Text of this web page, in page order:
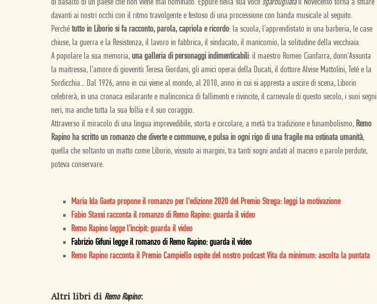
di basalto di un paese che non viene mai nominato. Eppure nella sua voce sgarbugliatail Novecento torna a sfilare
davanti ai nostri occhi con il ritmo travolgente e festoso di una processione con banda musicale al seguito.
Perché tutto in Liborio si fa racconto, parola, capriola e ricordo: la scuola, l'apprendistato in una barberia, le case
chiuse, la guerra e la Resistenza, il lavoro in fabbrica, il sindacato, il manicomio, la solitudine della vecchiaia.
A popolare la sua memoria, una galleria di personaggi indimenticabili: il maestro Romeo Cianfarra, donn'Assunta
la maitressa, l'amore di gioventù Teresa Giordani, gli amici operai della Ducati, il dottore Alvise Mattolini, Teté e la
Sordicchia... Dal 1926, anno in cui viene al mondo, al 2010, anno in cui si appresta a uscire di scena, Liborio
celebrerà, in una cronaca esilarante e malinconica di fallimenti e rivincite, il carnevale di questo secolo, i suoi segni
neri, ma anche tutta la sua follia e il suo coraggio.
Attraverso il miracolo di una lingua imprevedibile, storta e circolare, a metà tra tradizione e funambolismo, Remo
Rapino ha scritto un romanzo che diverte e commuove, e pulsa in ogni rigo di una fragile ma ostinata umanità,
quella che soltanto un matto come Liborio, vissuto ai margini, tra tanti sogni andati al macero e parole perdute,
poteva conservare.
Maria Ida Gaeta propone il romanzo per l'edizione 2020 del Premio Strega: leggi la motivazione
Fabio Stassi racconta il romanzo di Remo Rapino: guarda il video
Remo Rapino legge l'incipit: guarda il video
Fabrizio Gifuni legge il romanzo di Remo Rapino: guarda il video
Remo Rapino racconta il Premio Campiello ospite del nostro podcast Vita da minimum: ascolta la puntata
Altri libri di Remo Rapino: